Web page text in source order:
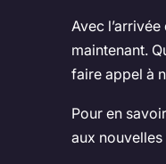
Avec l’arrivée
maintenant.
faire appel à
Pour en
aux